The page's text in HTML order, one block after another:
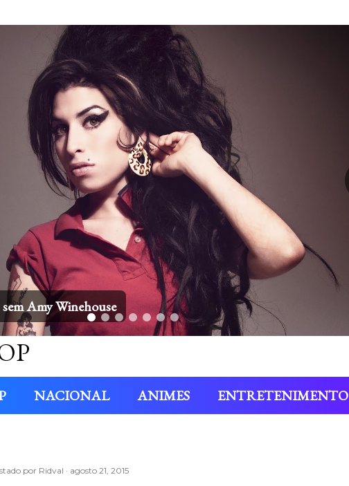
mais icônicos de todos os tempos
NACIONAL ANIMES ENTRETENIMENTO
por Ridval agosto 21, 2015